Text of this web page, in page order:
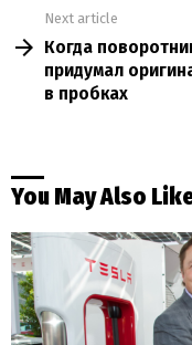
Next article
Когда
придумал
в пробках
You May Also